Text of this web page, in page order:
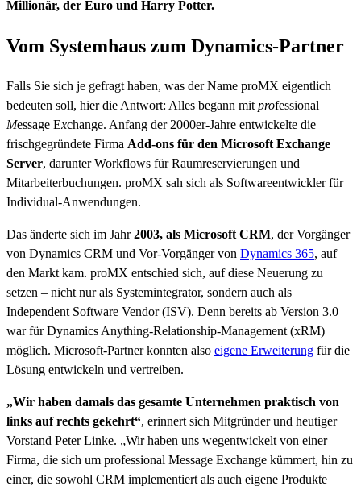
Millionär, der Euro und Harry Potter.
Vom Systemhaus zum Dynamics-Partner
Falls Sie sich je gefragt haben, was der Name proMX eigentlich
bedeuten soll, hier die Antwort: Alles begann mit professional
Message Exchange. Anfang der 2000er-Jahre entwickelte die
frischgegründete Firma Add-ons für den Microsoft Exchange
Server, darunter Workflows für Raumreservierungen und
Mitarbeiterbuchungen. proMX sah sich als Softwareentwickler für
Individual-Anwendungen.
Das änderte sich im Jahr2003, als Microsoft CRM, der Vorgänger
von Dynamics CRM und Vor-Vorgänger von Dynamics 365, auf
den Markt kam. proMX entschied sich, auf diese Neuerung zu
setzen – nicht nur als Systemintegrator, sondern auch als
Independent Software Vendor (ISV). Denn bereits ab Version 3.0
war für Dynamics Anything-Relationship-Management (xRM)
möglich. Microsoft-Partner konnten also eigene Erweiterung für die
Lösung entwickeln und vertreiben.
„Wir haben damals das gesamte Unternehmen praktisch von
links auf rechts gekehrt“, erinnert sich Mitgründer und heutiger
Vorstand Peter Linke. „Wir haben uns wegentwickelt von einer
Firma, die sich um professional Message Exchange kümmert, hin zu
einer, die sowohl CRM implementiert als auch eigene Produkte